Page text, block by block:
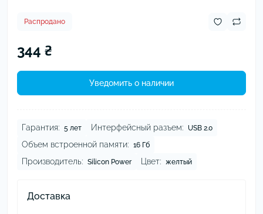
Распродано
344 ₴
Уведомить о наличии
Гарантия: 5 лет Интерфейсный разъем: USB 2.0
Объем встроенной памяти: 16 Гб
Производитель: Silicon Power Цвет: желтый
Доставка